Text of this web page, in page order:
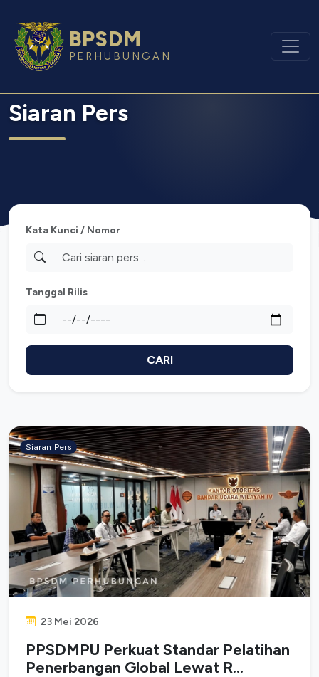
BPSDM
PERHUBUNGAN
Siaran Pers
Kata Kunci / Nomor
Tanggal Rilis
CARI
Siaran Pers
23 Mei 2026
PPSDMPU Perkuat Standar Pelatihan
Penerbangan Global Lewat R...